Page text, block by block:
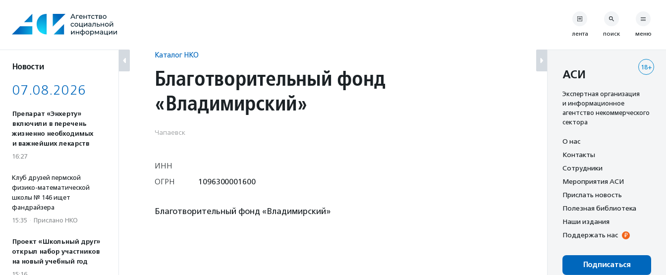
содержанию
Новости
07.08.2026
Препарат «Энхерту»
включили в перечень
жизненно необходимых
и важнейших лекарств
16:27
Клуб друзей пермской
физико-математической
школы № 146 ищет
фандрайзера
15:35 · Прислано НКО
Проект «Школьный друг»
открыл набор участников
на новый учебный год
Каталог НКО
Благотворительный фонд
«Владимирский»
Чапаевск
ИНН
ОГРН
1096300001600
Благотворительный фонд «Владимирский»
лента поиск меню
18+
АСИ
Экспертная организация
и информационное
агентство некоммерческого
сектора
О нас
Контакты
Сотрудники
Мероприятия АСИ
Прислать новость
Полезная библиотека
Наши издания
Поддержать нас
Подписаться